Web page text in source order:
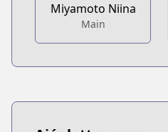
Miyamoto Niina
Main